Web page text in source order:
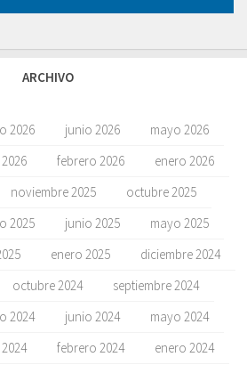
ARCHIVO
2026 junio 2026
mayo 2026
febrero 2026
enero 2026
noviembre 2025
octubre 2025
2025 junio 2025
mayo 2025
enero 2025
diciembre 2024
octubre 2024
septiembre 2024
2024 junio 2024
mayo 2024
febrero 2024
enero 2024